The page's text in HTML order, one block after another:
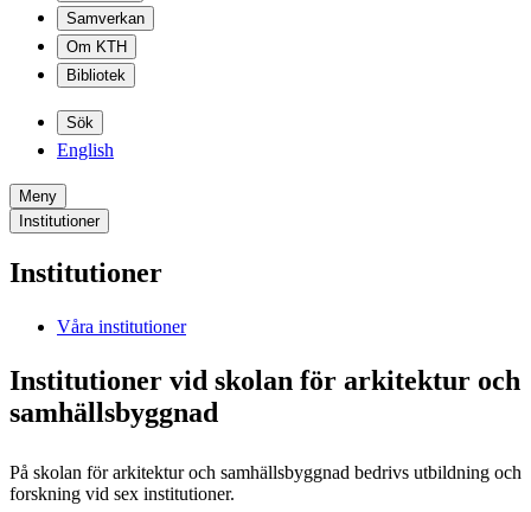
Samverkan
Om KTH
Bibliotek
Sök
English
Meny
Institutioner
Institutioner
Våra institutioner
Institutioner vid skolan för arkitektur och
samhällsbyggnad
På skolan för arkitektur och samhällsbyggnad bedrivs utbildning och
forskning vid sex institutioner.